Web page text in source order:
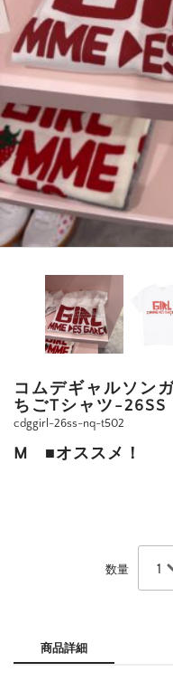
コムデギャルソン
ちごTシャツ-26SS
cdggirl-26ss-nq-t502
M ■オススメ！
数量
商品詳細